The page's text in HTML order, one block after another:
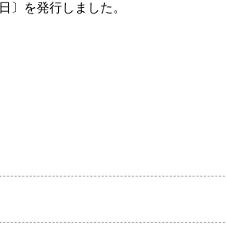
日〕を発行しました。